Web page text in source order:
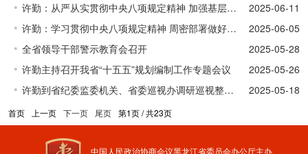
许勤：从严从实贯彻中央八项规定精神 加强基层治理推进乡村全面振兴
2025-06-11
许勤：学习贯彻中央八项规定精神 周密部署做好防汛备汛工作
2025-06-05
全省领导干部警示教育会召开
2025-05-28
许勤主持召开我省“十五五”规划编制工作专题会议
2025-05-26
许勤到省纪委监委机关、省委巡视办调研巡视整改工作
2025-05-18
首页 上一页 下一页 尾页 第1页 / 共23页
中国人民政治协商会议黑龙江省委员会办公厅主办